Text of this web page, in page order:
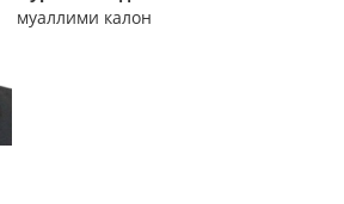
муаллими калон